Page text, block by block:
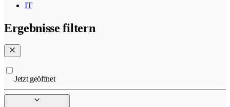
IT
Ergebnisse filtern
Jetzt geöffnet